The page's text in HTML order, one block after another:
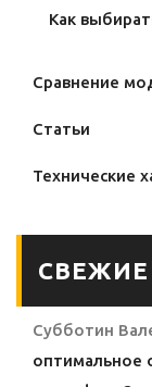
Как
Сравнение
Статьи
Технические
Субботин
оптимальное